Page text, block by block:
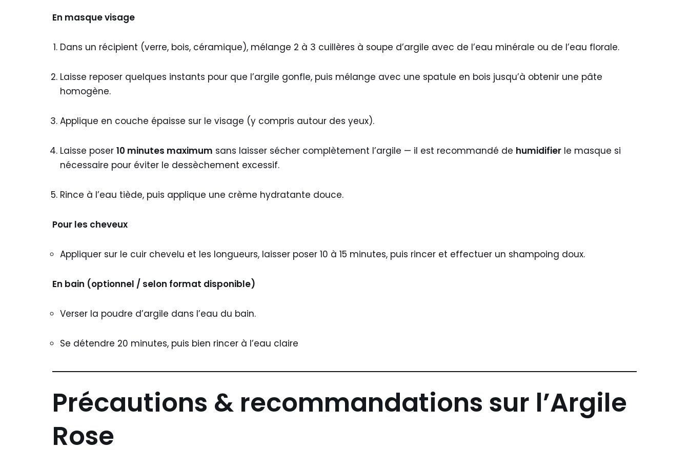
En masque visage
Dans un récipient (verre, bois, céramique), mélange 2 à 3 cuillères à soupe d’argile avec de l’eau minérale ou de l’eau florale.
Laisse reposer quelques instants pour que l’argile gonfle, puis mélange avec une spatule en bois jusqu’à obtenir une pâte
homogène.
Applique en couche épaisse sur le visage (y compris autour des yeux).
Laisse poser 10 minutes maximum sans laisser sécher complètement l’argile — il est recommandé de humidifier le masque si
nécessaire pour éviter le dessèchement excessif.
Rince à l’eau tiède, puis applique une crème hydratante douce.
Pour les cheveux
Appliquer sur le cuir chevelu et les longueurs, laisser poser 10 à 15 minutes, puis rincer et effectuer un shampoing doux.
En bain (optionnel / selon format disponible)
Verser la poudre d’argile dans l’eau du bain.
Se détendre 20 minutes, puis bien rincer à l’eau claire
Précautions & recommandations sur l’Argile
Rose